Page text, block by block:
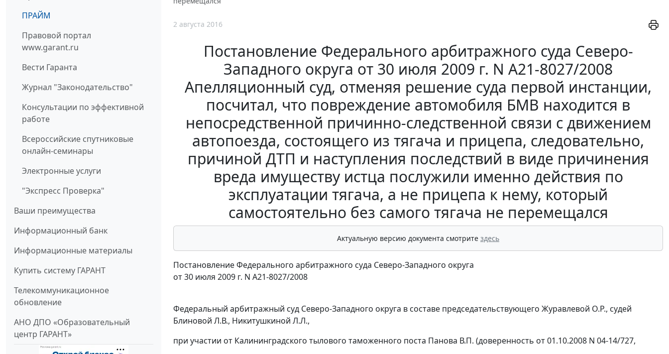
ПРАЙМ
Правовой портал
www.garant.ru
Вести Гаранта
Журнал "Законодательство"
Консультации по эффективной
работе
Всероссийские спутниковые
онлайн-семинары
Электронные услуги
"Экспресс Проверка"
Ваши преимущества
Информационный банк
Информационные материалы
Купить систему ГАРАНТ
Телекоммуникационное
обновление
АНО ДПО «Образовательный
центр ГАРАНТ»
2 августа 2016
Постановление Федерального арбитражного суда Северо-
Западного округа от 30 июля 2009 г. N А21-8027/2008
Апелляционный суд, отменяя решение суда первой инстанции,
посчитал, что повреждение автомобиля БМВ находится в
непосредственной причинно-следственной связи с движением
автопоезда, состоящего из тягача и прицепа, следовательно,
причиной ДТП и наступления последствий в виде причинения
вреда имуществу истца послужили именно действия по
эксплуатации тягача, а не прицепа к нему, который
самостоятельно без самого тягача не перемещался
Актуальную версию документа смотрите здесь
Постановление Федерального арбитражного суда Северо-Западного округа
от 30 июля 2009 г. N А21-8027/2008
Федеральный арбитражный суд Северо-Западного округа в составе председательствующего Журавлевой О.Р., судей
Блиновой Л.В., Никитушкиной Л.Л.,
при участии от Калининградского тылового таможенного поста Панова В.П. (доверенность от 01.10.2008 N 04-14/727,